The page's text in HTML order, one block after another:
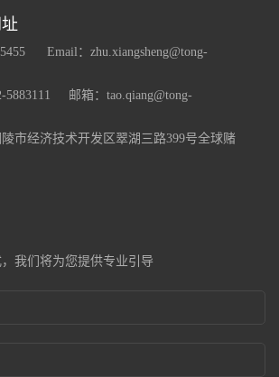
Email： zhu.xiangsheng@tong-
邮箱： tao.qiang@tong-
市经济技术开发区翠湖三路399号全球赌
我们将为您提供专业引导